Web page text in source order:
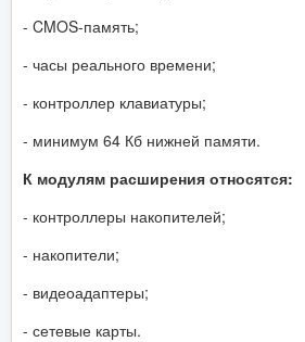
- CMOS-память;
- часы реального времени;
- контроллер клавиатуры;
- минимум 64 Кб нижней памяти.
К модулям расширения относятся:
- контроллеры накопителей;
- накопители;
- видеоадаптеры;
- сетевые карты.